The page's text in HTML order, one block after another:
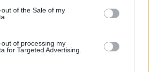
of the Sale of my
of processing my
for Targeted Advertising.
...
que te mantendrán pegado a la
De dramas épicos a risas puras. 🏆
colección para tu próximo